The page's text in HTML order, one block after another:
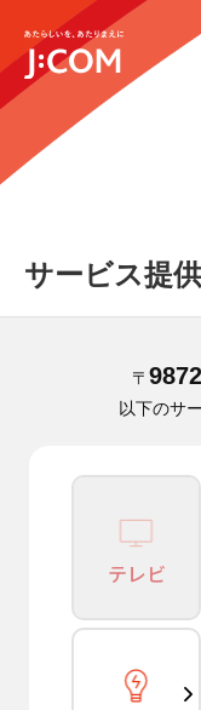
サービス提
〒
以下のサ
テレビ